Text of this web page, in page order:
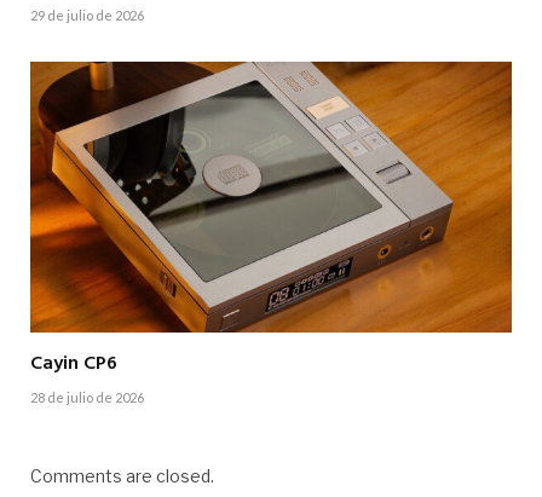
29 de julio de 2026
Cayin CP6
28 de julio de 2026
Comments are closed.